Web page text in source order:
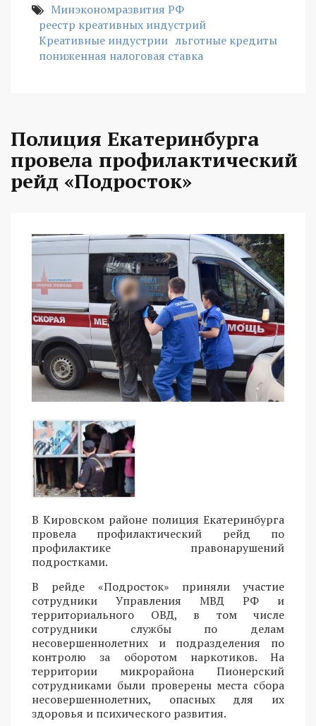
Минэкономразвития РФ
реестр креативных индустрий
Креативные индустрии льготные кредиты
пониженная налоговая ставка
Полиция Екатеринбурга
провела профилактический
рейд «Подросток»
В Кировском районе полиция Екатеринбурга
провела профилактический рейд по
профилактике правонарушений
подростками.
В рейде «Подросток» приняли участие
сотрудники Управления МВД РФ и
территориального ОВД, в том числе
сотрудники службы по делам
несовершеннолетних и подразделения по
контролю за оборотом наркотиков. На
территории микрорайона Пионерский
сотрудниками были проверены места сбора
несовершеннолетних, опасных для их
здоровья и психического развития.